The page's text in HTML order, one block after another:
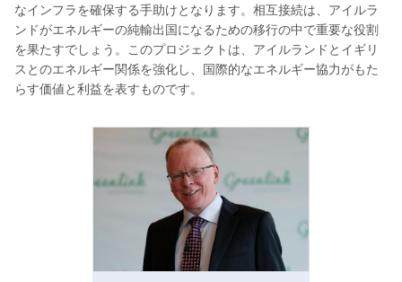
なインフラを確保する手助けとなります。相互接続は、アイルラ
ンドがエネルギーの純輸出国になるための移行の中で重要な役割
を果たすでしょう。このプロジェクトは、アイルランドとイギリ
スとのエネルギー関係を強化し、国際的なエネルギー協力がもた
らす価値と利益を表すものです。